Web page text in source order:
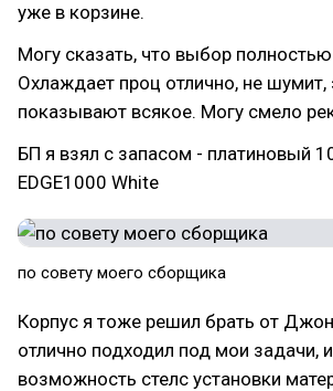
уже в корзине.
Могу сказать, что выбор
Охлаждает проц отлично, не шумит,
показывают всякое. Могу смело
БП я взял с запасом - платиновый
EDGE1000 White
по совету моего сборщика
Корпус я тоже решил брать от
отлично подходил под мои задачи,
возможность стелс установки